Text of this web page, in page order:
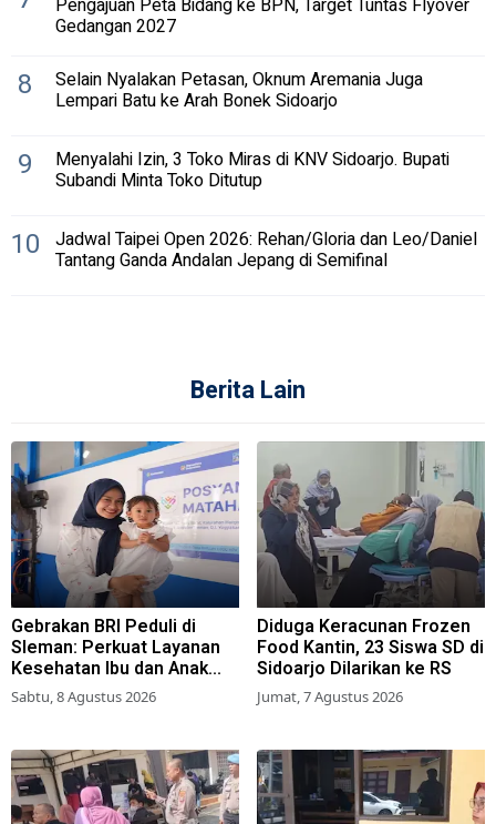
Pengajuan Peta Bidang ke BPN, Target Tuntas Flyover
Gedangan 2027
8 Selain Nyalakan Petasan, Oknum Aremania Juga
Lempari Batu ke Arah Bonek Sidoarjo
9 Menyalahi Izin, 3 Toko Miras di KNV Sidoarjo. Bupati
Subandi Minta Toko Ditutup
10 Jadwal Taipei Open 2026: Rehan/Gloria dan Leo/Daniel
Tantang Ganda Andalan Jepang di Semifinal
Berita Lain
Gebrakan BRI Peduli di
Sleman: Perkuat Layanan
Kesehatan Ibu dan Anak
Lewat Program Desa
Brilian 1000 HPK
Sabtu, 8 Agustus 2026
Diduga Keracunan Frozen
Food Kantin, 23 Siswa SD di
Sidoarjo Dilarikan ke RS
Jumat, 7 Agustus 2026